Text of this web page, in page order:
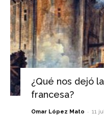
¿Qué nos dejó
francesa?
Omar López Mato - 11